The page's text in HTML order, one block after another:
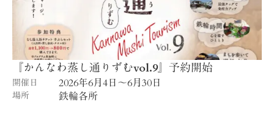
『かんなわ蒸し通りずむvol.9』予約開始
開催日 2026年6月4日〜6月30日
場所 鉄輪各所